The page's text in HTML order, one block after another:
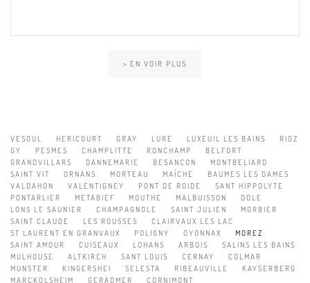
> EN VOIR PLUS
VESOUL HERICOURT GRAY LURE LUXEUIL LES BAINS
RIOZ
GY
PESMES CHAMPLITTE RONCHAMP
BELFORT
GRANDVILLARS
DANNEMARIE BESANCON
MONTBELIARD
SAINT VIT
ORNANS MORTEAU MAÎCHE
BAUMES LES DAMES
VALDAHON
VALENTIGNEY PONT DE ROIDE
SANT HIPPOLYTE
PONTARLIER
METABIEF MOUTHE MALBUISSON
DOLE
LONS LE SAUNIER
CHAMPAGNOLE SAINT JULIEN
MORBIER
SAINT CLAUDE
LES ROUSSES
CLAIRVAUX LES LAC
ST LAURENT EN GRANVAUX
POLIGNY OYONNAX
MOREZ
SAINT AMOUR
CUISEAUX LOHANS ARBOIS
SALINS LES BAINS
MULHOUSE
ALTKIRCH SANT LOUIS CERNAY
COLMAR
MUNSTER
KINGERSHEI SELESTA RIBEAUVILLE
KAYSERBERG
MARCKOLSHEIM
GERADMER
CORNIMONT